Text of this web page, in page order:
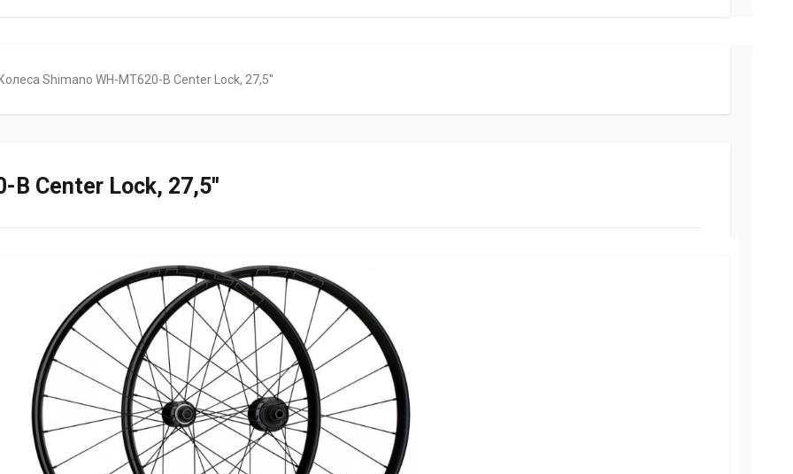
Колеса Shimano WH-MT620-B Center Lock, 27,5''
B Center Lock, 27,5''